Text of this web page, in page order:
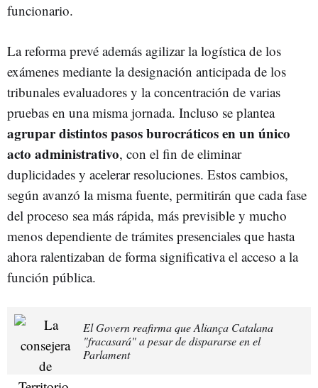
funcionario.
La reforma prevé además agilizar la logística de los
exámenes mediante la designación anticipada de los
tribunales evaluadores y la concentración de varias
pruebas en una misma jornada. Incluso se plantea
agrupar distintos pasos burocráticos en un único
acto administrativo, con el fin de eliminar
duplicidades y acelerar resoluciones. Estos cambios,
según avanzó la misma fuente, permitirán que cada fase
del proceso sea más rápida, más previsible y mucho
menos dependiente de trámites presenciales que hasta
ahora ralentizaban de forma significativa el acceso a la
función pública.
El Govern reafirma que Aliança Catalana
"fracasará" a pesar de dispararse en el
Parlament